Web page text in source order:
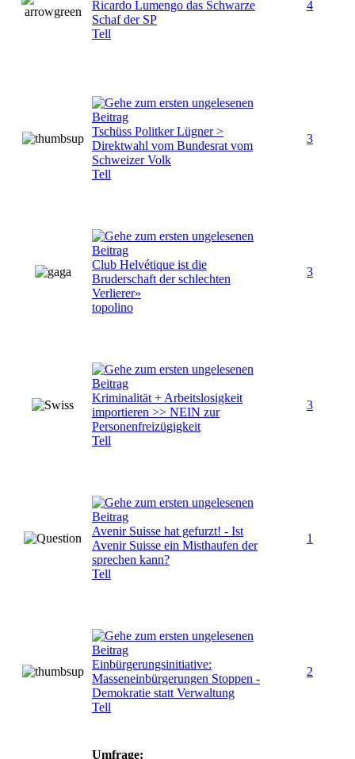
Ricardo Lumengo das Schwarze
Schaf der SP
Tell
4
Tschüss Politker Lügner >
Direktwahl vom Bundesrat vom
Schweizer Volk
Tell
3
Club Helvétique ist die
Bruderschaft der schlechten
Verlierer»
topolino
3
Kriminalität + Arbeitslosigkeit
importieren >> NEIN zur
Personenfreizügigkeit
Tell
3
Avenir Suisse hat gefurzt! - Ist
Avenir Suisse ein Misthaufen der
sprechen kann?
Tell
1
Einbürgerungsinitiative:
Masseneinbürgerungen Stoppen -
Demokratie statt Verwaltung
Tell
2
Umfrage: